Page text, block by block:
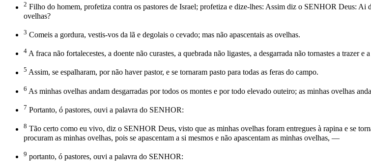
2 Filho do homem, profetiza contra os pastores de Israel; profetiza e dize-lhes: Assim diz o SENHOR Deus: Ai
ovelhas?
3 Comeis a gordura, vestis-vos da lã e degolais o cevado; mas não apascentais as ovelhas.
4 A fraca não fortalecestes, a doente não curastes, a quebrada não ligastes, a desgarrada não tornastes a trazer
5 Assim, se espalharam, por não haver pastor, e se tornaram pasto para todas as feras do campo.
6 As minhas ovelhas andam desgarradas por todos os montes e por todo elevado outeiro; as minhas ovelhas
7 Portanto, ó pastores, ouvi a palavra do SENHOR:
8 Tão certo como eu vivo, diz o SENHOR Deus, visto que as minhas ovelhas foram entregues à rapina e se
procuram as minhas ovelhas, pois se apascentam a si mesmos e não apascentam as minhas ovelhas, —
9 portanto, ó pastores, ouvi a palavra do SENHOR: